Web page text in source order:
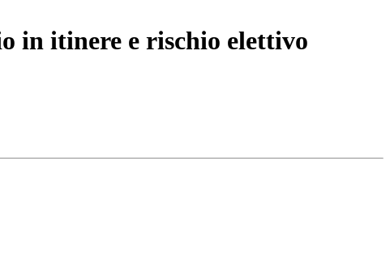
in itinere e rischio elettivo